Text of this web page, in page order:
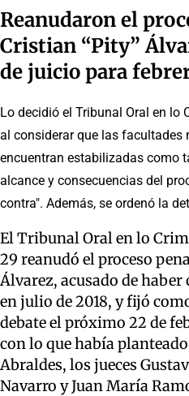
Reanudaron el
Cristian “Pity”
de juicio para
Lo decidió el Tribunal Oral en lo
al considerar que las facultades
encuentran estabilizadas como
alcance y consecuencias del
contra". Además, se ordenó la
El Tribunal Oral en lo
29 reanudó el proceso
Álvarez, acusado de
en julio de 2018, y fijó
debate el próximo 22 de
con lo que había
Abraldes, los jueces
Navarro y Juan María